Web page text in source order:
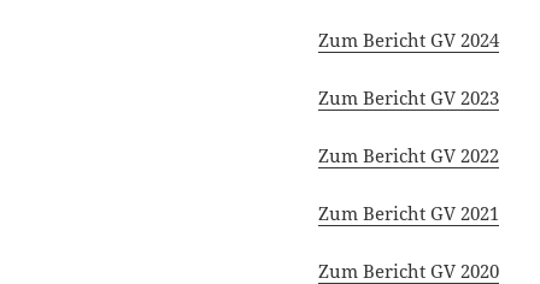
Zum Bericht GV 2024
Zum Bericht GV 2023
Zum Bericht GV 2022
Zum Bericht GV 2021
Zum Bericht GV 2020